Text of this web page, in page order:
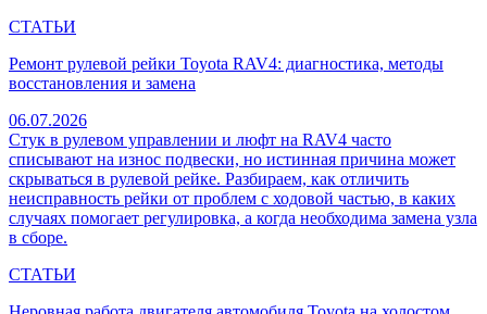
СТАТЬИ
Ремонт рулевой рейки Toyota RAV4: диагностика, методы
восстановления и замена
06.07.2026
Стук в рулевом управлении и люфт на RAV4 часто
списывают на износ подвески, но истинная причина может
скрываться в рулевой рейке. Разбираем, как отличить
неисправность рейки от проблем с ходовой частью, в каких
случаях помогает регулировка, а когда необходима замена узла
в сборе.
СТАТЬИ